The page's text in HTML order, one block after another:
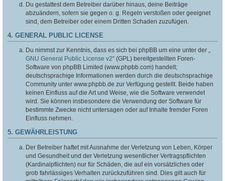
Du gestattest dem Betreiber darüber hinaus, deine Beiträge
abzuändern, sofern sie gegen o. g. Regeln verstoßen oder geeignet
sind, dem Betreiber oder einem Dritten Schaden zuzufügen.
4. GENERAL PUBLIC LICENSE
Du nimmst zur Kenntnis, dass es sich bei phpBB um eine unter der „
GNU General Public License v2“ (GPL) bereitgestellten Foren-
Software von phpBB Limited (www.phpbb.com) handelt;
deutschsprachige Informationen werden durch die deutschsprachige
Community unter www.phpbb.de zur Verfügung gestellt. Beide haben
keinen Einfluss auf die Art und Weise, wie die Software verwendet
wird. Sie können insbesondere die Verwendung der Software für
bestimmte Zwecke nicht untersagen oder auf Inhalte fremder Foren
Einfluss nehmen.
5. GEWÄHRLEISTUNG
Der Betreiber haftet mit Ausnahme der Verletzung von Leben, Körper
und Gesundheit und der Verletzung wesentlicher Vertragspflichten
(Kardinalpflichten) nur für Schäden, die auf ein vorsätzliches oder
grob fahrlässiges Verhalten zurückzuführen sind. Dies gilt auch für